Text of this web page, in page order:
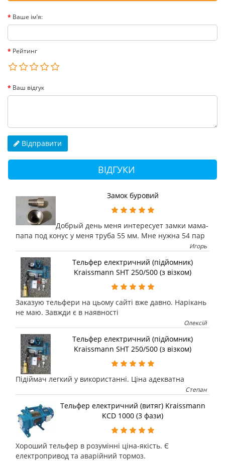
Ваше ім’я:
Рейтинг
Ваш відгук
Відправити
ВІДГУКИ
Замок буровий
Добрый день меня интересует замки мама-
папа под конус у меня труба 55 мм. Мне нужна 54 пар
Игорь
Тельфер електричний (підйомник)
Kraissmann SHT 250/500 (з візком)
Заказую тельфери на цьому сайті вже давно. Нарікань
не маю. Завжди є в наявності
Олексій
Тельфер електричний (підйомник)
Kraissmann SHT 250/500 (з візком)
Підіймач легкий у використанні. Ціна адекватна
Степан
Тельфер електричний (витяг) Kraissmann
KCD 1000 (3 фази)
Хороший тельфер в розумінні ціна-якість. Є
електропривод та аварійний тормоз.